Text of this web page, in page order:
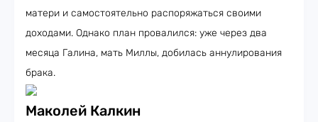
матери и самостоятельно распоряжаться своими
доходами. Однако план провалился: уже через два
месяца Галина, мать Миллы, добилась аннулирования
брака.
Маколей Калкин